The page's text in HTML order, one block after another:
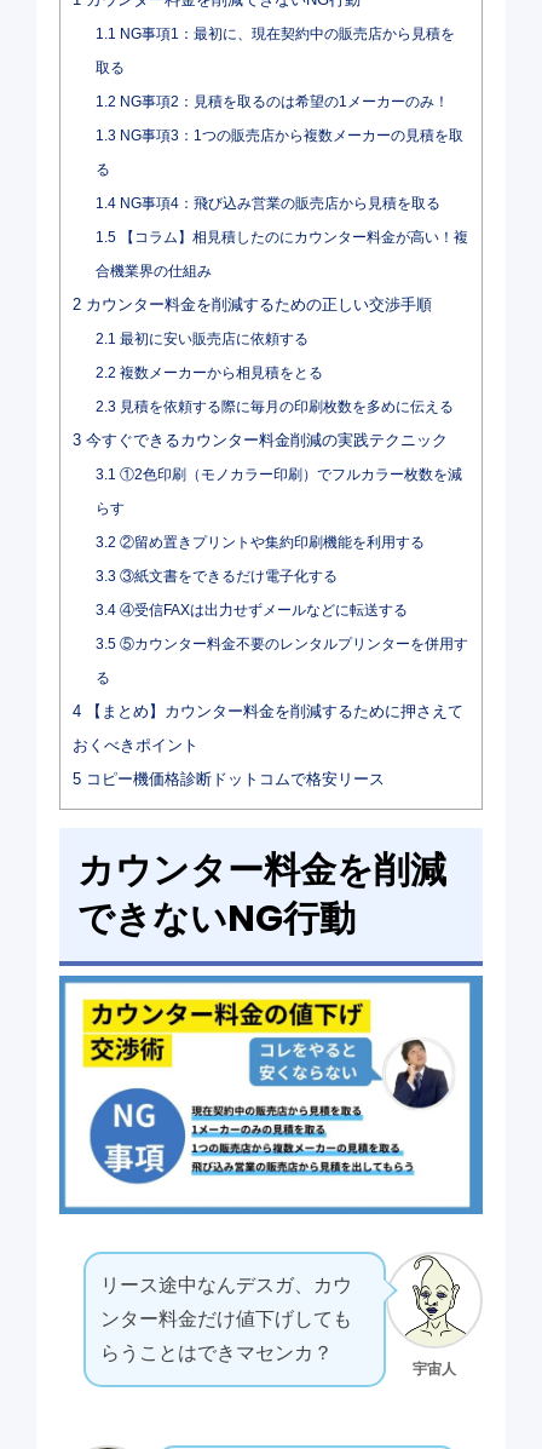
1.1 NG事項1：最初に、現在契約中の販売店から見積を
取る
1.2 NG事項2：見積を取るのは希望の1メーカーのみ！
1.3 NG事項3：1つの販売店から複数メーカーの見積を取
る
1.4 NG事項4：飛び込み営業の販売店から見積を取る
1.5 【コラム】相見積したのにカウンター料金が高い！複
合機業界の仕組み
2カウンター料金を削減するための正しい交渉手順
2.1 最初に安い販売店に依頼する
2.2 複数メーカーから相見積をとる
2.3 見積を依頼する際に毎月の印刷枚数を多めに伝える
3今すぐできるカウンター料金削減の実践テクニック
3.1 ①2色印刷（モノカラー印刷）でフルカラー枚数を減
らす
3.2 ②留め置きプリントや集約印刷機能を利用する
3.3 ③紙文書をできるだけ電子化する
3.4 ④受信FAXは出力せずメールなどに転送する
3.5 ⑤カウンター料金不要のレンタルプリンターを併用す
る
4【まとめ】カウンター料金を削減するために押さえて
おくべきポイント
5コピー機価格診断ドットコムで格安リース
カウンター料金を削減
できないNG行動
宇宙人
リース途中なんデスガ、カウ
ンター料金だけ値下げしても
らうことはできマセンカ？